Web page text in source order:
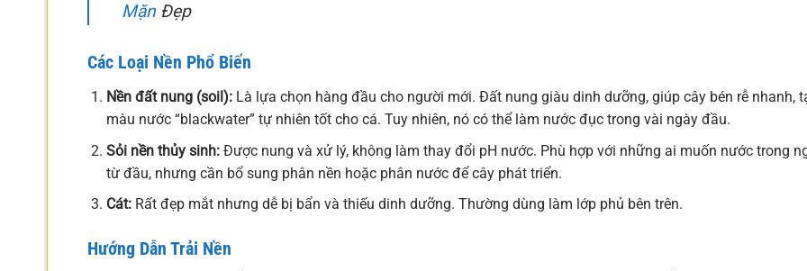
MặnĐẹp
Các Loại Nền Phổ Biến
Nền đất nung (soil):Là lựa chọn hàng đầu cho người mới. Đất nung giàu dinh dưỡng, giúp cây bén rễ nhanh,
màu nước “blackwater” tự nhiên tốt cho cá. Tuy nhiên, nó có thể làm nước đục trong vài ngày đầu.
Sỏi nền thủy sinh:Được nung và xử lý, không làm thay đổi pH nước. Phù hợp với những ai muốn nước trong
từ đầu, nhưng cần bổ sung phân nền hoặc phân nước để cây phát triển.
Cát:Rất đẹp mắt nhưng dễ bị bẩn và thiếu dinh dưỡng. Thường dùng làm lớp phủ bên trên.
Hướng Dẫn Trải Nền